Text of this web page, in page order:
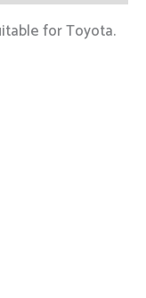
for Toyota.